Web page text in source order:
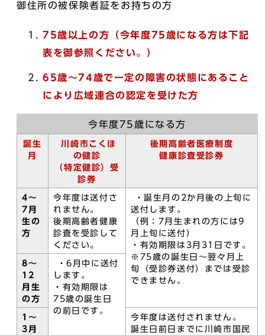
御住所の被保険者証をお持ちの方
75歳以上の方（今年度75歳になる方は下記
表を御参照ください。）
65歳～74歳で一定の障害の状態にあること
により広域連合の認定を受けた方
今年度75歳になる方
誕生
月
川崎市こくほ
の健診
（特定健診）受
診券
後期高齢者医療制度
健康診査受診券
4～
7月
生の
方
今年度は送付さ
れません。
後期高齢者健康
診査を受診して
ください。
・誕生月の2か月後の上旬に
送付します。
（例：7月生まれの方には9
月上旬に送付）
・有効期限は3月31日です。
※75歳の誕生日～翌々月上
旬（受診券送付）までは受診
できません。
8～
12
月生
の方
・6月中に送付
します。
・有効期限は
75歳の誕生日
の前日です。
1～
3月
今年度は送付されません。
誕生日前日までに川崎市国民